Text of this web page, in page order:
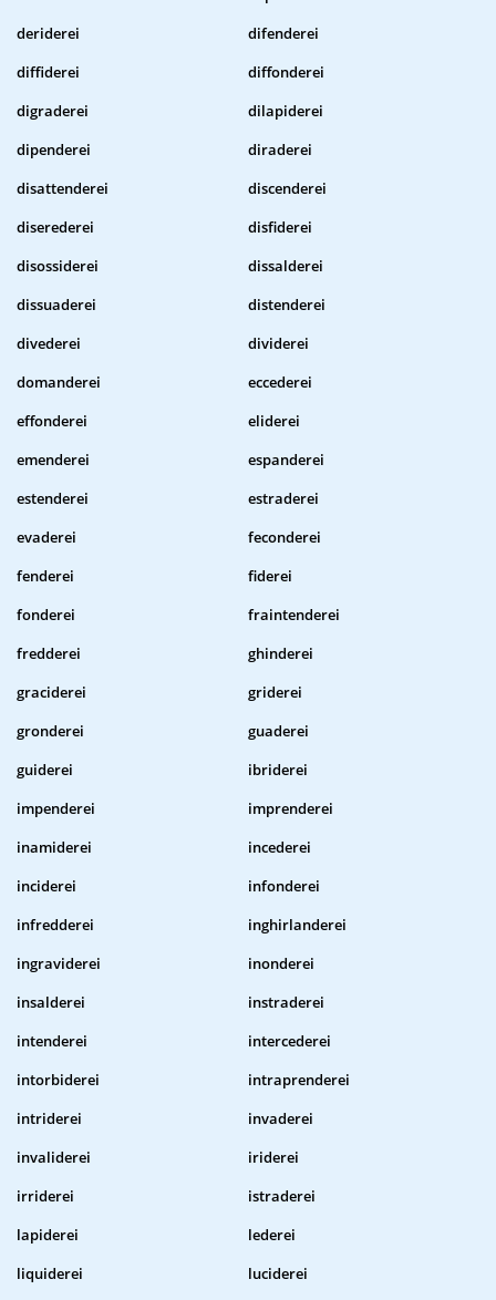
deriderei
difenderei
diffiderei
diffonderei
digraderei
dilapiderei
dipenderei
diraderei
disattenderei
discenderei
diserederei
disfiderei
disossiderei
dissalderei
dissuaderei
distenderei
divederei
dividerei
domanderei
eccederei
effonderei
eliderei
emenderei
espanderei
estenderei
estraderei
evaderei
feconderei
fenderei
fiderei
fonderei
fraintenderei
fredderei
ghinderei
graciderei
griderei
gronderei
guaderei
guiderei
ibriderei
impenderei
imprenderei
inamiderei
incederei
inciderei
infonderei
infredderei
inghirlanderei
ingraviderei
inonderei
insalderei
instraderei
intenderei
intercederei
intorbiderei
intraprenderei
intriderei
invaderei
invaliderei
iriderei
irriderei
istraderei
lapiderei
lederei
liquiderei
luciderei